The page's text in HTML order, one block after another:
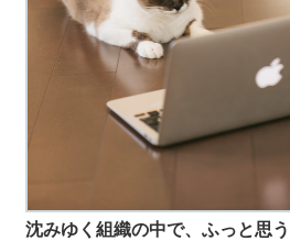
沈みゆく組織の中で、ふっと思